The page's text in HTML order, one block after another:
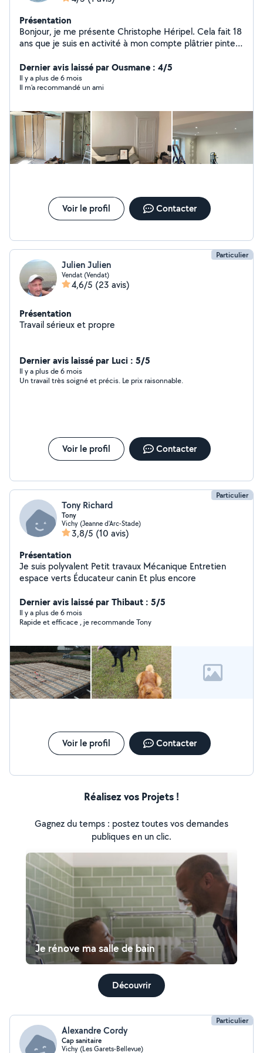
Présentation
Bonjour, je me présente Christophe Héripel. Cela fait 18
ans que je suis en activité à mon compte plâtrier pinte,
Dernier avis laissé par Ousmane : 4/5
Il y a plus de 6 mois
Il m’a recommandé un ami
Voir le profil Contacter
Particulier
Julien Julien
Vendat (Vendat)
4,6/5 (23 avis)
Présentation
Travail sérieux et propre
Dernier avis laissé par Luci : 5/5
Il y a plus de 6 mois
Un travail très soigné et précis. Le prix raisonnable.
Voir le profil Contacter
Particulier
Tony Richard
Tony
Vichy (Jeanne d'Arc-Stade)
3,8/5 (10 avis)
Présentation
Je suis polyvalent Petit travaux Mécanique Entretien
espace verts Éducateur canin Et plus encore
Dernier avis laissé par Thibaut : 5/5
Il y a plus de 6 mois
Rapide et efficace , je recommande Tony
Voir le profil Contacter
Réalisez vos Projets !
Gagnez du temps : postez toutes vos demandes
publiques en un clic.
Je rénove ma salle de bain
Découvrir
Particulier
Alexandre Cordy
Cap sanitaire
Vichy (Les Garets-Bellevue)